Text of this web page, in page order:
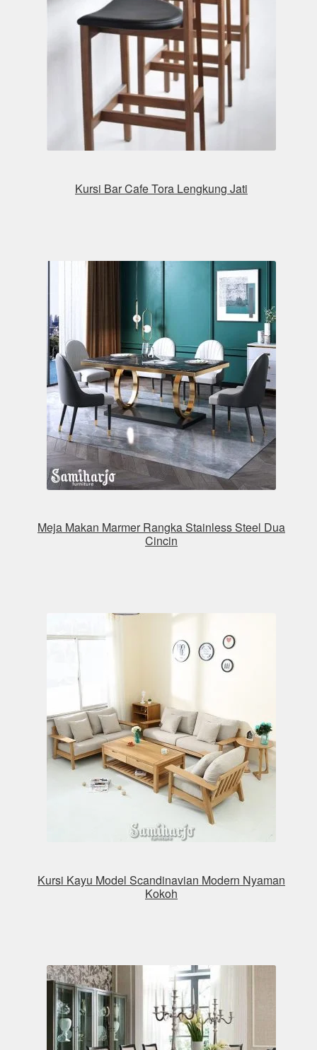
Kursi Bar Cafe Tora Lengkung Jati
Meja Makan Marmer Rangka Stainless Steel Dua
Cincin
Kursi Kayu Model Scandinavian Modern Nyaman
Kokoh